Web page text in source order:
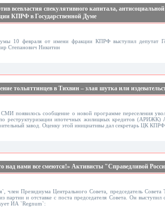
всевластия спекулятивного капитала,
КПРФ в Государственной Думе
10 февраля от имени фракции КПРФ выступил депутат
Степанович Никитин
тольяттинцев в Тихвин – злая шутка или
появилось сообщение о новой программе переселения
реструктуризации ипотечных жилищных кредитов (АРИЖК)
завод. Оценку этой инициативы дал секретарь ЦК
над нами все смеются!» Активисты "Справедливой
член Президиума Центрального Совета, председатель
партии и отставке с поста председателя Совета. Он
ИА `Regnum`: